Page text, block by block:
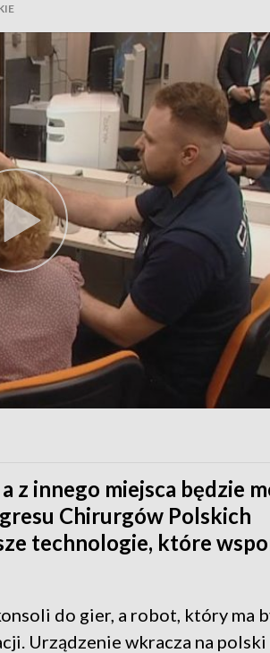
z innego miejsca będzie
Chirurgów Polskich
technologie, które
do gier, a robot, który ma
Urządzenie wkracza na polski